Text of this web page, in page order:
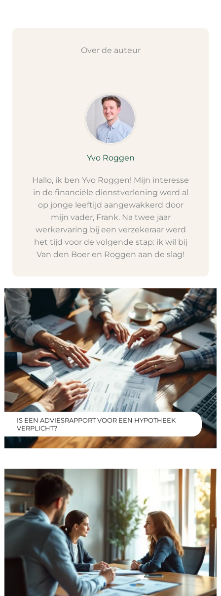
Over de auteur
Yvo Roggen
Hallo, ik ben Yvo Roggen! Mijn interesse
in de financiële dienstverlening werd al
op jonge leeftijd aangewakkerd door
mijn vader, Frank. Na twee jaar
werkervaring bij een verzekeraar werd
het tijd voor de volgende stap: ik wil bij
Van den Boer en Roggen aan de slag!
IS EEN ADVIESRAPPORT VOOR EEN HYPOTHEEK
VERPLICHT?